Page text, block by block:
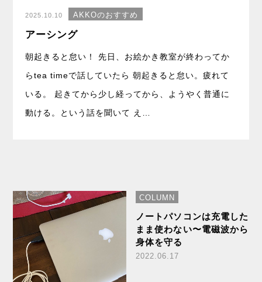
2025.10.10 AKKOのおすすめ
アーシング
朝起きると怠い！ 先日、お絵かき教室が終わってか
らtea timeで話していたら 朝起きると怠い。疲れて
いる。 起きてから少し経ってから、ようやく普通に
動ける。という話を聞いて え…
COLUMN
ノートパソコンは充電した
まま使わない〜電磁波から
身体を守る
2022.06.17